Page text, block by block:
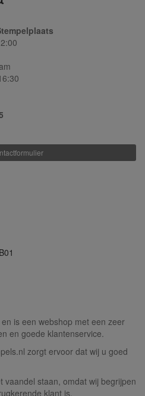
is een webshop met een zeer
en goede klantenservice.
zorgt ervoor dat wij u goed
vaandel staan, omdat wij begrijpen
klant is.